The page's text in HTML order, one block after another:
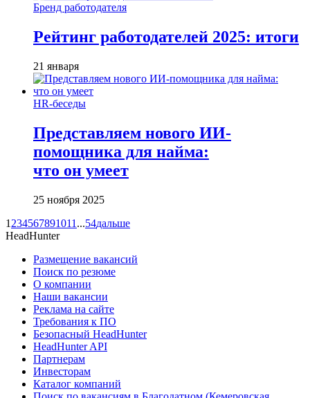
Бренд работодателя
Рейтинг работодателей 2025: итоги
21 января
HR-беседы
Представляем нового ИИ-
помощника для найма:
что он умеет
25 ноября 2025
1 234567891011 ...54дальше
HeadHunter
Размещение вакансий
Поиск по резюме
О компании
Наши вакансии
Реклама на сайте
Требования к ПО
Безопасный HeadHunter
HeadHunter API
Партнерам
Инвесторам
Каталог компаний